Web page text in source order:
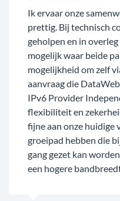
Ik ervaar onze
prettig. Bij technisch
geholpen en in
mogelijk waar beide
mogelijkheid om zelf
aanvraag die
IPv6 Provider
flexibiliteit en
fijne aan onze huidige
groeipad hebben die
gang gezet kan
een hogere